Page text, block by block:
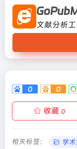
0 0
收藏 0
相关标签： 学